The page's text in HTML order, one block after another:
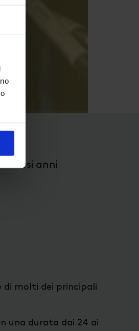
anni
di molti dei principali
una durata dai 24 ai